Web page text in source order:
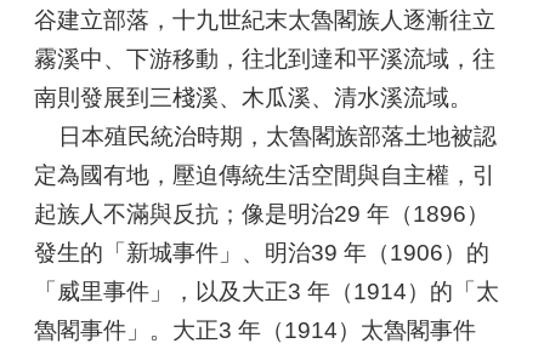
格
文
化
館
政
府
站
資
開
谷建立部落，十九世紀末太魯閣族人逐漸往立
霧溪中、下游移動，往北到達和平溪流域，往
南則發展到三棧溪、木瓜溪、清水溪流域。
日本殖民統治時期，太魯閣族部落土地被認
定為國有地，壓迫傳統生活空間與自主權，引
起族人不滿與反抗；像是明治29 年（1896）
發生的「新城事件」、明治39 年（1906）的
「威里事件」，以及大正3 年（1914）的「太
魯閣事件」。大正3 年（1914）太魯閣事件